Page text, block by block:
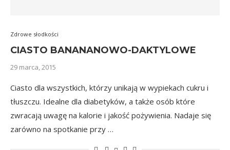
Zdrowe słodkości
CIASTO BANANANOWO-DAKTYLOWE
29 marca, 2015
Ciasto dla wszystkich, którzy unikają w wypiekach cukru i
tłuszczu. Idealne dla diabetyków, a także osób które
zwracają uwagę na kalorie i jakość pożywienia. Nadaje się
zarówno na spotkanie przy …